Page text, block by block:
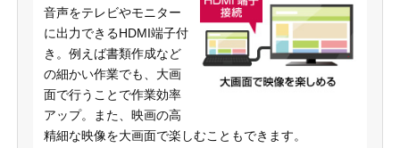
音声をテレビやモニター
に出力できるHDMI端子付
き。例えば書類作成など
の細かい作業でも、大画
面で行うことで作業効率
アップ。また、映画の高
精細な映像を大画面で楽しむこともできます。